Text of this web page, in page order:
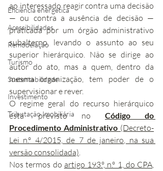
Eficiência energética
Acessibilidades
Remodelação
Turismo
Sustentabilidade
Investimento
Tributação Imobiliária
ao interessado reagir contra uma decisão
— ou contra a ausência de decisão —
praticada por um órgão administrativo
subalterno, levando o assunto ao seu
superior hierárquico. Não se dirige ao
autor do ato, mas a quem, dentro da
mesma organização, tem poder de o
supervisionar e rever.
O regime geral do recurso hierárquico
está previsto no Código do
Procedimento Administrativo (Decreto-
Lei n.º 4/2015, de 7 de janeiro, na sua
versão consolidada).
Nos termos do artigo 193.º, n.º 1, do CPA